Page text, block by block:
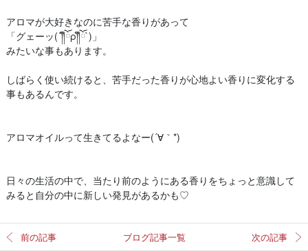
アロマが大好きなのに苦手な香りがあって
「グェーッ(´༎ຶོρ༎ຶོ`)」
みたいな事もあります。
しばらく使い続けると、苦手だった香りが心地よい香りに変化する
事もあるんです。
アロマオイルって生きてるよなー(´∀｀*)
日々の生活の中で、当たり前のようにある香りをちょっと意識して
みると自分の中に新しい発見があるかも♡
前の記事 ブログ記事一覧 次の記事